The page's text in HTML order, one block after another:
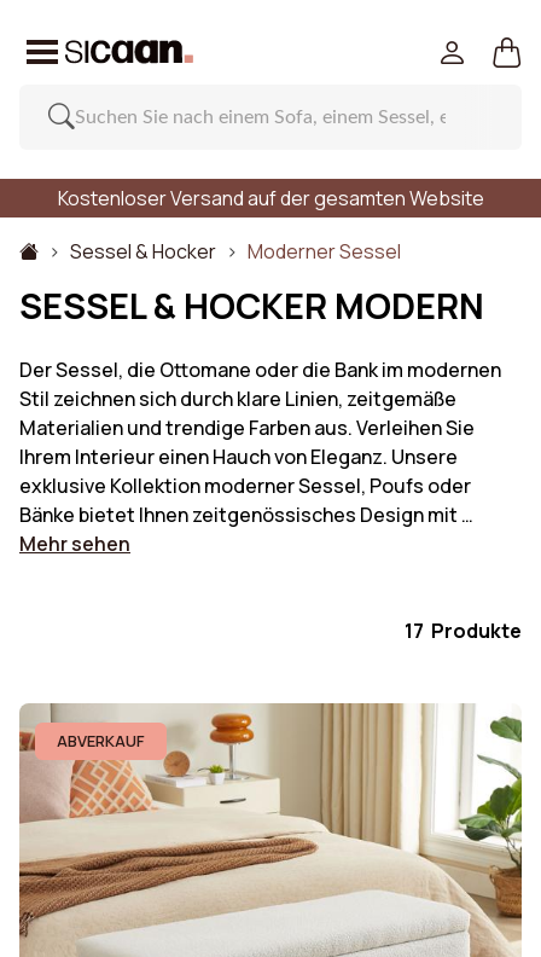
Kostenloser Versand auf der gesamten Website
Sessel & Hocker
Moderner Sessel
SESSEL & HOCKER MODERN
Der Sessel, die Ottomane oder die Bank im modernen
Stil zeichnen sich durch klare Linien, zeitgemäße
Materialien und trendige Farben aus. Verleihen Sie
Ihrem Interieur einen Hauch von Eleganz. Unsere
exklusive Kollektion moderner Sessel, Poufs oder
Bänke bietet Ihnen zeitgenössisches Design mit …
Mehr sehen
17 Produkte
ABVERKAUF